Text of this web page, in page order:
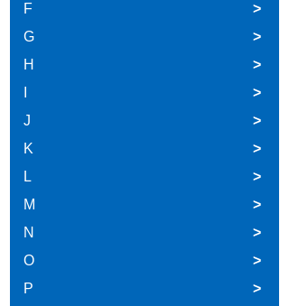
F
>
G
>
H
>
>
J
>
K
>
L
>
M
>
N
>
O
>
P
>